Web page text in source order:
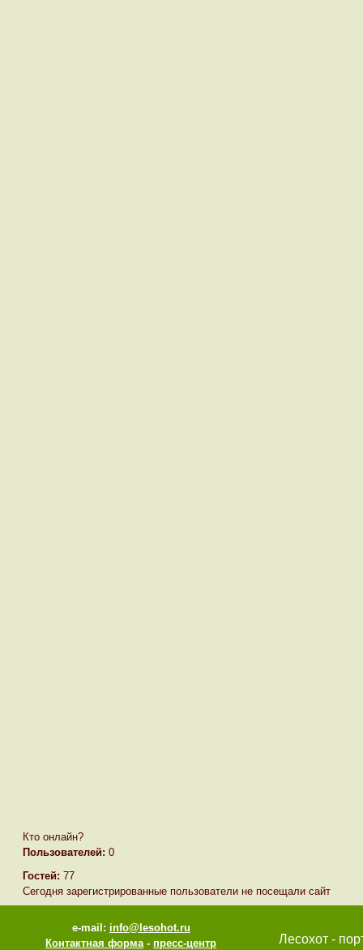
Кто онлайн?
Пользователей: 0
Гостей: 77
Сегодня зарегистрированные пользователи не посещали сайт
e-mail: info@lesohot.ru
Контактная форма-пресс-центр
Лесохот -